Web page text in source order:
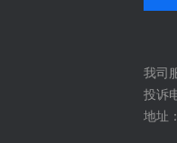
我司
投诉
地址